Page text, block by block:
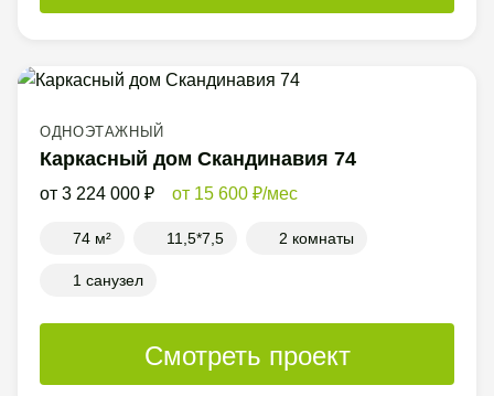
ОДНОЭТАЖНЫЙ
Каркасный дом Скандинавия 74
3 224 000 15 600 /мес
74 м² 11,5*7,5 2 комнаты
1 санузел
Смотреть проект